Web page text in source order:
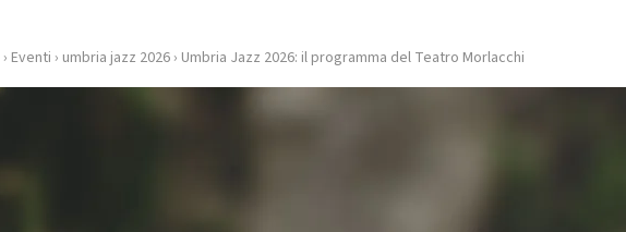
› Eventi › umbria jazz 2026 › Umbria Jazz 2026: il programma del Teatro Morlacchi